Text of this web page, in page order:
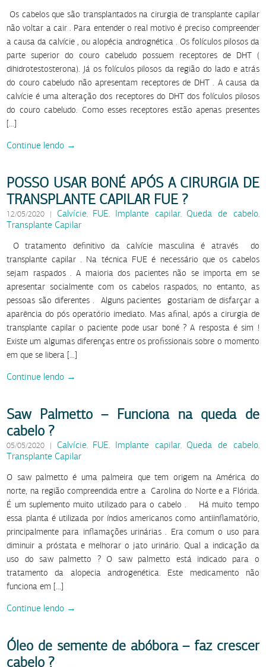
Os cabelos que são transplantados na cirurgia de transplante capilar
não voltar a cair . Para entender o real motivo é preciso compreender
a causa da calvície , ou alopécia andrognética . Os folículos pilosos da
parte superior do couro cabeludo possuem receptores de DHT (
dihidrotestosterona). Já os folículos pilosos da região do lado e atrás
do couro cabeludo não apresentam receptores de DHT . A causa da
calvície é uma alteração dos receptores do DHT dos folículos pilosos
do couro cabeludo. Como esses receptores estão apenas presentes
[…]
Continue lendo →
POSSO USAR BONÉ APÓS A CIRURGIA DE
TRANSPLANTE CAPILAR FUE ?
12/05/2020 | Calvície, FUE, Implante capilar, Queda de cabelo,
Transplante Capilar
O tratamento definitivo da calvície masculina é através do
transplante capilar . Na técnica FUE é necessário que os cabelos
sejam raspados . A maioria dos pacientes não se importa em se
apresentar socialmente com os cabelos raspados, no entanto, as
pessoas são diferentes . Alguns pacientes gostariam de disfarçar a
aparência do pós operatório imediato. Mas afinal, após a cirurgia de
transplante capilar o paciente pode usar boné ? A resposta é sim !
Existe um algumas diferenças entre os profissionais sobre o momento
em que se libera […]
Continue lendo →
Saw Palmetto – Funciona na queda de
cabelo ?
05/05/2020 | Calvície, FUE, Implante capilar, Queda de cabelo,
Transplante Capilar
O saw palmetto é uma palmeira que tem origem na América do
norte, na região compreendida entre a Carolina do Norte e a Flórida.
É um suplemento muito utilizado para o cabelo . Há muito tempo
essa planta é utilizada por índios americanos como antiinflamatório,
principalmente para inflamações urinárias . Era comum o uso para
diminuir a próstata e melhorar o jato urinário. Qual a indicação da
uso do saw palmetto ? O saw palmetto está indicado para o
tratamento da alopecia androgenética. Este medicamento não
funciona em […]
Continue lendo →
Óleo de semente de abóbora – faz crescer
cabelo ?